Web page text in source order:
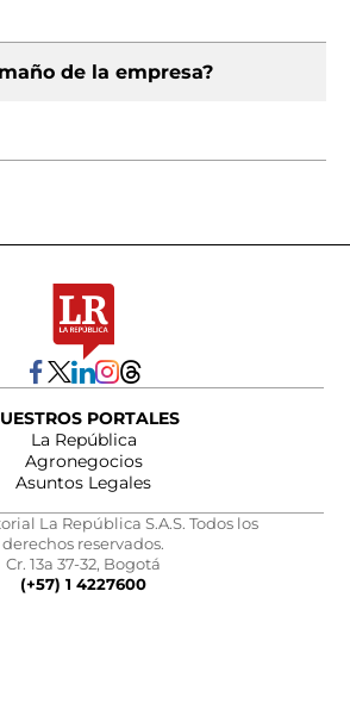
de la empresa?
PORTALES
La República
Agronegocios
Asuntos Legales
La República S.A.S. Todos los
derechos reservados.
Cr. 13a 37-32, Bogotá
(+57) 1 4227600